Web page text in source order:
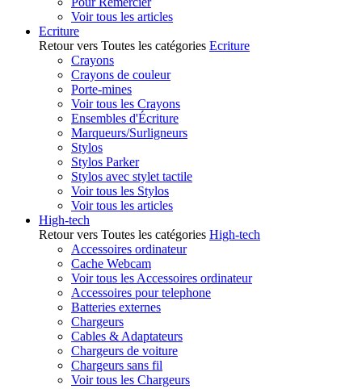
Voir tous les articles
Ecriture
Retour vers Toutes les catégories Ecriture
Crayons
Crayons de couleur
Porte-mines
Voir tous les Crayons
Ensembles d'Écriture
Marqueurs/Surligneurs
Stylos
Stylos Parker
Stylos avec stylet tactile
Voir tous les Stylos
Voir tous les articles
High-tech
Retour vers Toutes les catégories High-tech
Accessoires ordinateur
Cache Webcam
Voir tous les Accessoires ordinateur
Accessoires pour telephone
Batteries externes
Chargeurs
Cables & Adaptateurs
Chargeurs de voiture
Chargeurs sans fil
Voir tous les Chargeurs